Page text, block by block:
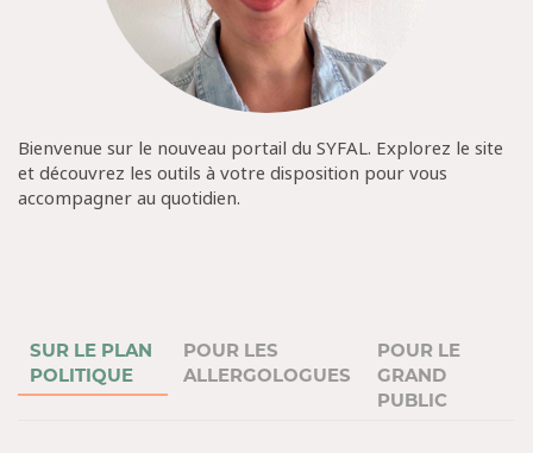
Bienvenue sur le nouveau portail du SYFAL. Explorez le site
et découvrez les outils à votre disposition pour vous
accompagner au quotidien.
SUR LE PLAN
POLITIQUE
POUR LES
ALLERGOLOGUES
POUR LE
GRAND
PUBLIC